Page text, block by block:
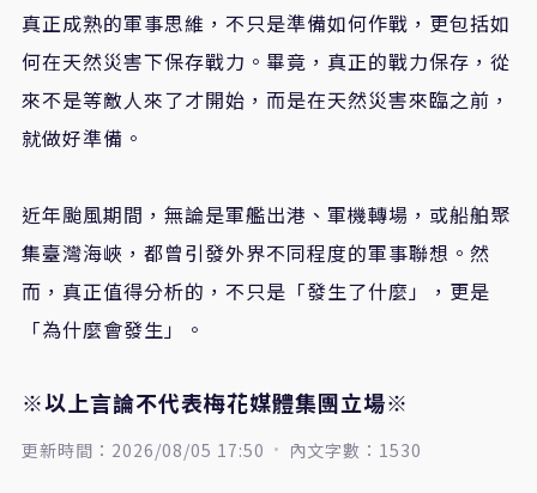
真正成熟的軍事思維，不只是準備如何作戰，更包括如
何在天然災害下保存戰力。畢竟，真正的戰力保存，從
來不是等敵人來了才開始，而是在天然災害來臨之前，
就做好準備。
近年颱風期間，無論是軍艦出港、軍機轉場，或船舶聚
集臺灣海峽，都曾引發外界不同程度的軍事聯想。然
而，真正值得分析的，不只是「發生了什麼」，更是
「為什麼會發生」。
※以上言論不代表梅花媒體集團立場※
更新時間：2026/08/05 17:50 內文字數：1530